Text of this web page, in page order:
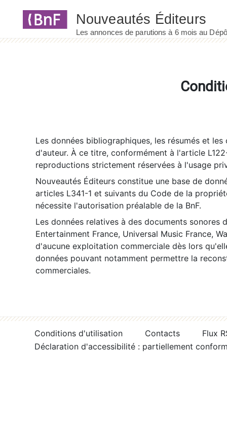
Les données bibliographiques, les résumés et
d'auteur. À ce titre, conformément à l'article
reproductions strictement réservées à l'usage
Nouveautés Éditeurs constitue une base de
articles L341-1 et suivants du Code de la
nécessite l'autorisation préalable de la BnF.
Les données relatives à des documents sonores
Entertainment France, Universal Music France,
d'aucune exploitation commerciale dès lors
données pouvant notamment permettre la
commerciales.
Conditions d'utilisation Contacts
Flux
Déclaration d'accessibilité : partiellement